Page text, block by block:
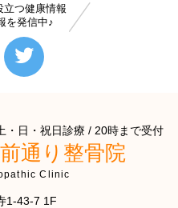
立つ健康情報
を発信中♪
・日・祝日診療 / 20時まで受付
通り整骨院
Clinic
1-43-7 1F